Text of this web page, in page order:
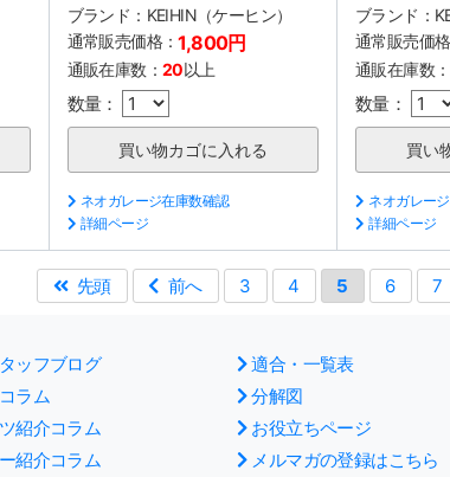
ブランド： KEIHIN（ケーヒン）
通常販売価格：1,800円
通販在庫数： 20以上
数量：
ネオガレージ在庫数確認
詳細ページ
ブランド：
通常販売価格
通販在庫数：
数量：
ネオガレー
詳細ページ
先頭 前へ 3 4 5 6 7
ッフブログ
ラム
紹介コラム
紹介コラム
適合・一覧表
分解図
お役立ちページ
メルマガの登録はこちら